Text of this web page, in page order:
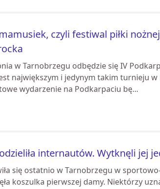
czyli festiwal piłki
w Tarnobrzegu odbędzie się IV
największym i jedynym takim turnieju w
wydarzenie na Podkarpaciu bę...
internautów. Wytknęli jej
się ostatnio w Tarnobrzegu w
koszulka pierwszej damy. Niektórzy